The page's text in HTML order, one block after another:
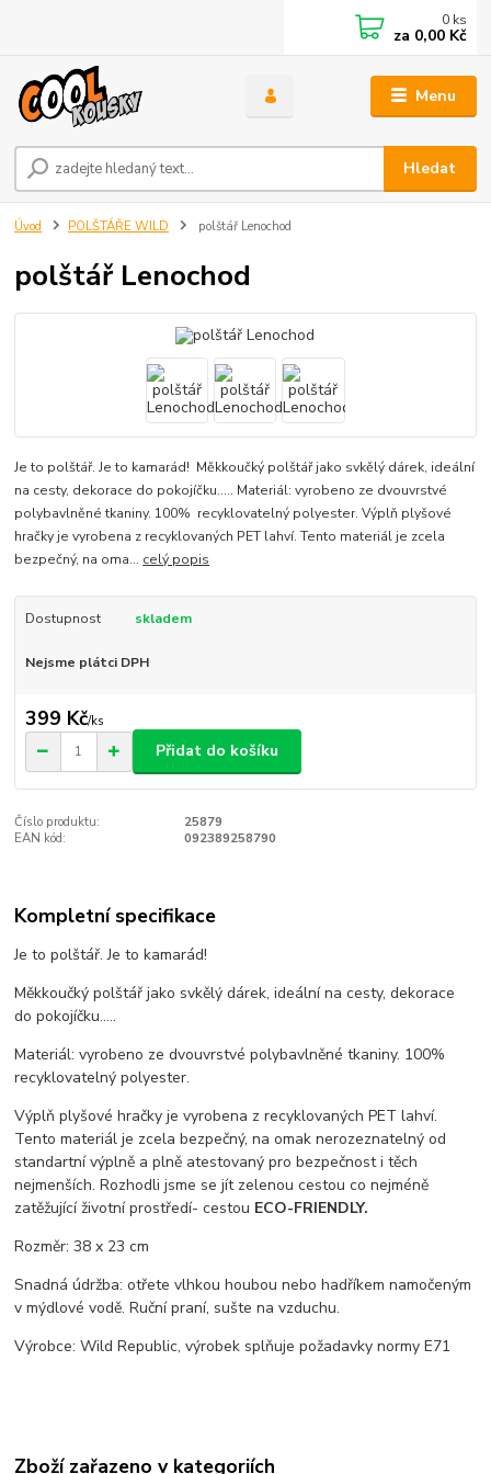
Menu
Hledat
0 ks
za 0,00 Kč
Úvod POLŠTÁŘE WILD polštář Lenochod
polštář Lenochod
Je to polštář. Je to kamarád! Měkkoučký polštář jako svkělý dárek, ideální
na cesty, dekorace do pokojíčku..... Materiál: vyrobeno ze dvouvrstvé
polybavlněné tkaniny. 100% recyklovatelný polyester. Výplň plyšové
hračky je vyrobena z recyklovaných PET lahví. Tento materiál je zcela
bezpečný, na oma... celý popis
Dostupnost skladem
Nejsme plátci DPH
399 Kč/ks
Přidat do košíku
Číslo produktu:
25879
EAN kód:
092389258790
Kompletní specifikace
Je to polštář. Je to kamarád!
Měkkoučký polštář jako svkělý dárek, ideální na cesty, dekorace
do pokojíčku.....
Materiál: vyrobeno ze dvouvrstvé polybavlněné tkaniny. 100%
recyklovatelný polyester.
Výplň plyšové hračky je vyrobena z recyklovaných PET lahví.
Tento materiál je zcela bezpečný, na omak nerozeznatelný od
standartní výplně a plně atestovaný pro bezpečnost i těch
nejmenších. Rozhodli jsme se jít zelenou cestou co nejméně
zatěžující životní prostředí- cestou ECO-FRIENDLY.
Rozměr: 38 x 23 cm
Snadná údržba: otřete vlhkou houbou nebo hadříkem namočeným
v mýdlové vodě. Ruční praní, sušte na vzduchu.
Výrobce: Wild Republic, výrobek splňuje požadavky normy E71
Zboží zařazeno v kategoriích